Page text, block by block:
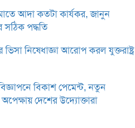
আদা কতটা কার্যকর, জানুন
সঠিক পদ্ধতি
নিষেধাজ্ঞা আরোপ করল যুক্তরাষ্ট্র
বিকাশ পেমেন্ট, নতুন
দেশের উদ্যোক্তারা